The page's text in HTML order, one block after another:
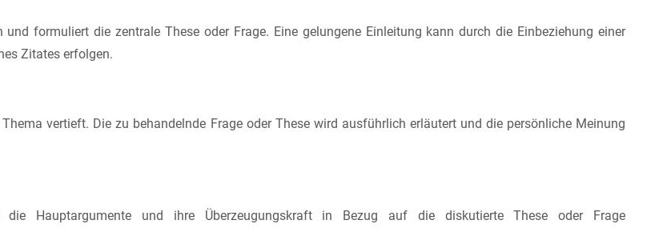
formuliert die zentrale These oder Frage. Eine gelungene Einleitung kann durch die Einbeziehung einer
Zitates erfolgen.
vertieft. Die zu behandelnde Frage oder These wird ausführlich erläutert und die persönliche Meinung
die Hauptargumente und ihre Überzeugungskraft in Bezug auf die diskutierte These oder Frage